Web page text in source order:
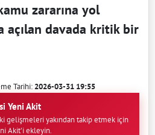
zararına yol
açılan davada kritik bir
Tarihi:2026-03-31 19:55
Yeni Akit
gelişmeleri yakından takip etmek için
Akit'i ekleyin.